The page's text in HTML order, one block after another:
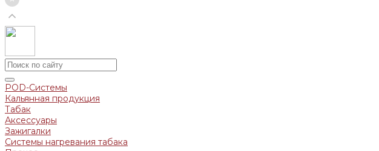
POD-Системы
Кальянная продукция
Табак
Аксессуары
Зажигалки
Системы нагревания табака